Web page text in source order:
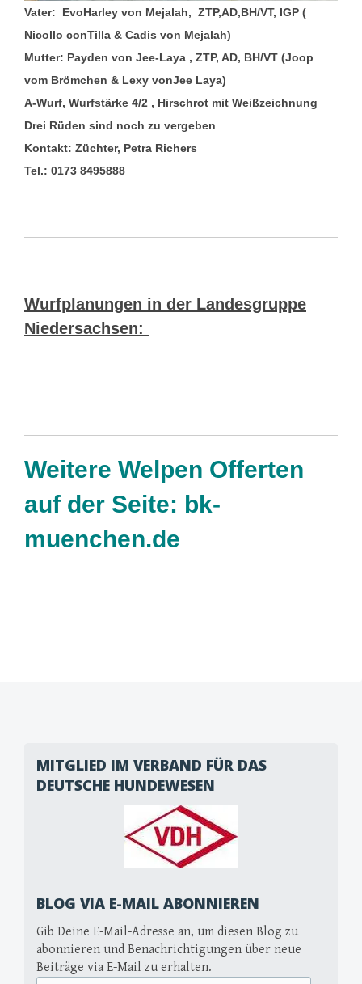
Vater: EvoHarley von Mejalah, ZTP,AD,BH/VT, IGP (
Nicollo conTilla & Cadis von Mejalah)
Mutter: Payden von Jee-Laya , ZTP, AD, BH/VT (Joop
vom Brömchen & Lexy vonJee Laya)
A-Wurf, Wurfstärke 4/2 , Hirschrot mit Weißzeichnung
Drei Rüden sind noch zu vergeben
Kontakt: Züchter, Petra Richers
Tel.: 0173 8495888
Wurfplanungen in der Landesgruppe
Niedersachsen:
Weitere Welpen Offerten
auf der Seite: bk-
muenchen.de
MITGLIED IM VERBAND FÜR DAS
DEUTSCHE HUNDEWESEN
BLOG VIA E-MAIL ABONNIEREN
Gib Deine E-Mail-Adresse an, um diesen Blog zu
abonnieren und Benachrichtigungen über neue
Beiträge via E-Mail zu erhalten.